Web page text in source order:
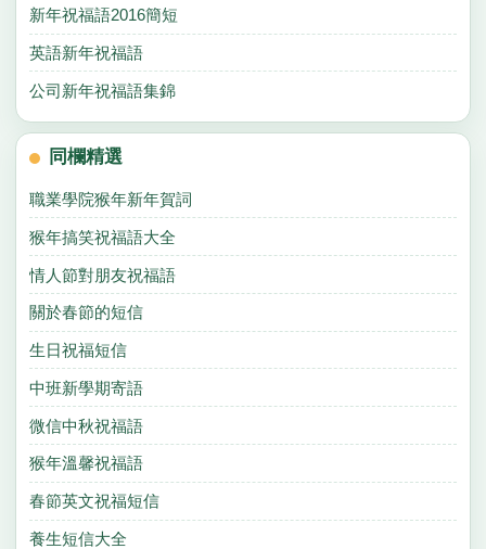
新年祝福語2016簡短
英語新年祝福語
公司新年祝福語集錦
同欄精選
職業學院猴年新年賀詞
猴年搞笑祝福語大全
情人節對朋友祝福語
關於春節的短信
生日祝福短信
中班新學期寄語
微信中秋祝福語
猴年溫馨祝福語
春節英文祝福短信
養生短信大全